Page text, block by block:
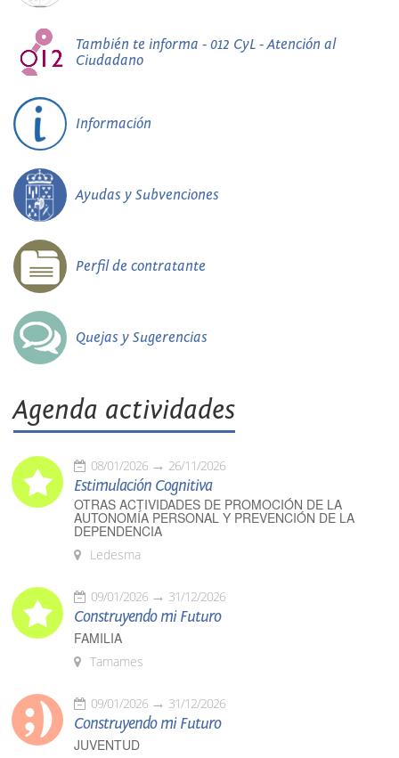
También te informa - 012 CyL - Atención al
Ciudadano
Información
Ayudas y Subvenciones
Perfil de contratante
Quejas y Sugerencias
Agenda actividades
08/01/2026 26/11/2026
Estimulación Cognitiva
OTRAS ACTIVIDADES DE PROMOCIÓN DE LA
AUTONOMÍA PERSONAL Y PREVENCIÓN DE LA
DEPENDENCIA
Ledesma
09/01/2026 31/12/2026
Construyendo mi Futuro
FAMILIA
Tamames
09/01/2026 31/12/2026
Construyendo mi Futuro
JUVENTUD